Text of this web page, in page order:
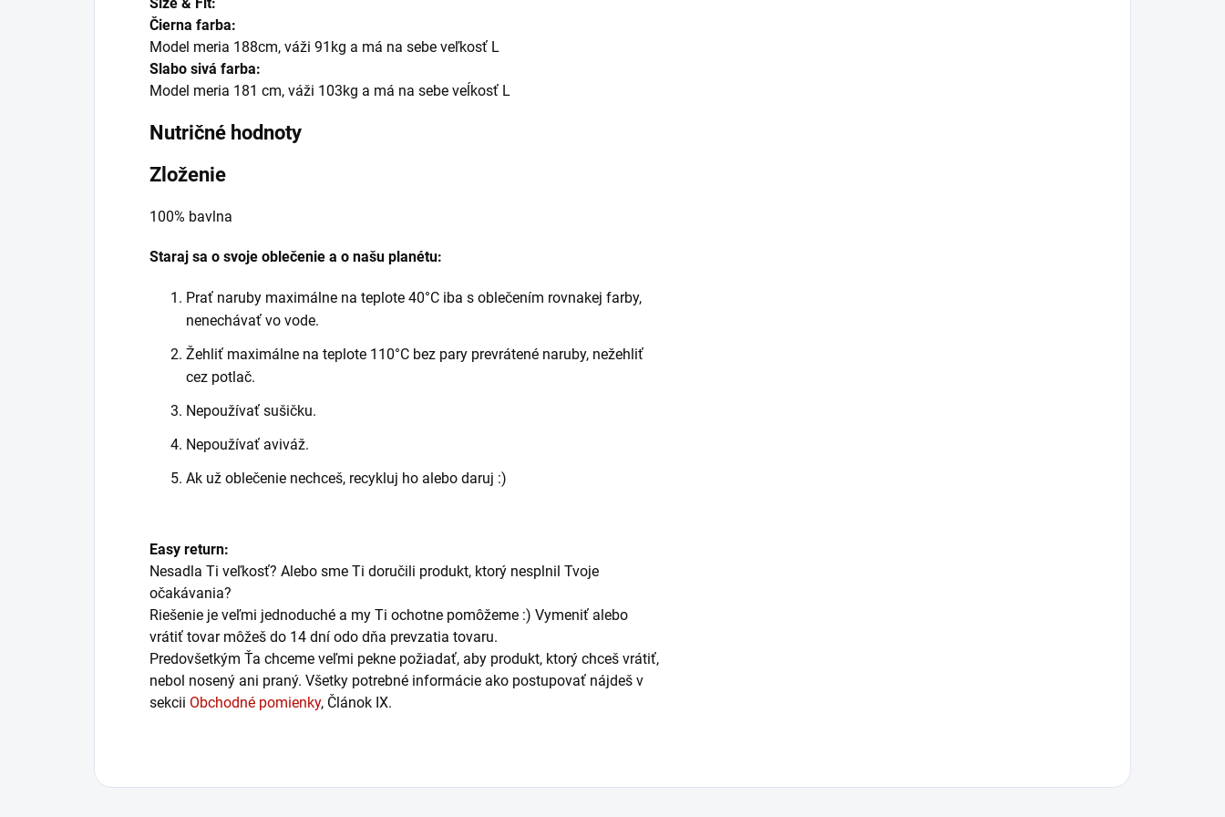
Čierna farba:
Model meria 188cm, váži 91kg a má na sebe veľkosť L
Slabo sivá farba:
Model meria 181 cm, váži 103kg a má na sebe veĺkosť L
Nutričné hodnoty
Zloženie
100% bavlna
Staraj sa o svoje oblečenie a o našu planétu:
Prať naruby maximálne na teplote 40°C iba s oblečením rovnakej farby,
nenechávať vo vode.
Žehliť maximálne na teplote 110°C bez pary prevrátené naruby, nežehliť
cez potlač.
Nepoužívať sušičku.
Nepoužívať aviváž.
Ak už oblečenie nechceš, recykluj ho alebo daruj :)
Easy return:
Nesadla Ti veľkosť? Alebo sme Ti doručili produkt, ktorý nesplnil Tvoje
očakávania?
Riešenie je veľmi jednoduché a my Ti ochotne pomôžeme :) Vymeniť alebo
vrátiť tovar môžeš do 14 dní odo dňa prevzatia tovaru.
Predovšetkým Ťa chceme veľmi pekne požiadať, aby produkt, ktorý chceš vrátiť,
nebol nosený ani praný. Všetky potrebné informácie ako postupovať nájdeš v
sekcii Obchodné pomienky, Článok IX.